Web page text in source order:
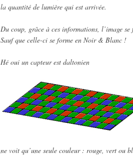
la quantité de lumière qui est arrivée.
Du coup, grâce à ces informations, l’image se
Sauf que celle-ci se forme en Noir & Blanc !
Hé oui un capteur est daltonien
ne voit qu’une seule couleur : rouge, vert ou